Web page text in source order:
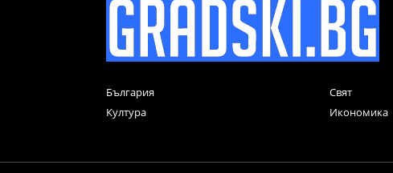
България Свят
Култура
Икономика